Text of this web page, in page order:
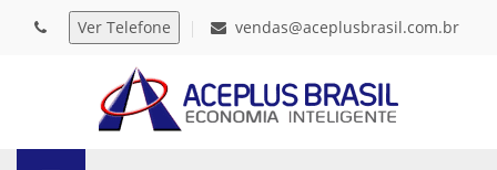
vendas@aceplusbrasil.com.br